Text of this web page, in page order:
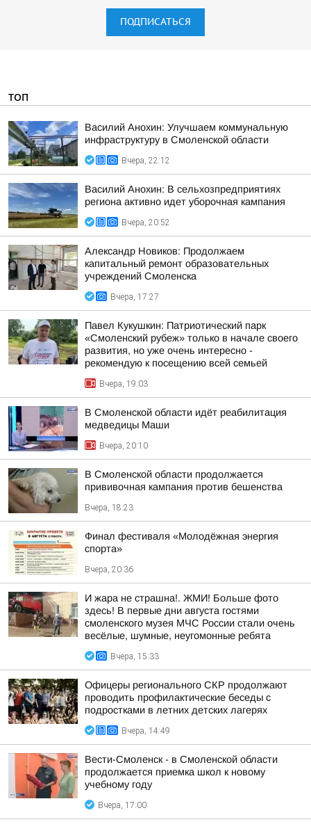
ПОДПИСАТЬСЯ
ТОП
Василий Анохин: Улучшаем коммунальную
инфраструктуру в Смоленской области
Вчера, 22:12
Василий Анохин: В сельхозпредприятиях
региона активно идет уборочная кампания
Вчера, 20:52
Александр Новиков: Продолжаем
капитальный ремонт образовательных
учреждений Смоленска
Вчера, 17:27
Павел Кукушкин: Патриотический парк
«Смоленский рубеж» только в начале своего
развития, но уже очень интересно -
рекомендую к посещению всей семьей
Вчера, 19:03
В Смоленской области идёт реабилитация
медведицы Маши
Вчера, 20:10
В Смоленской области продолжается
прививочная кампания против бешенства
Вчера, 18:23
Финал фестиваля «Молодёжная энергия
спорта»
Вчера, 20:36
И жара не страшна!. ЖМИ! Больше фото
здесь! В первые дни августа гостями
смоленского музея МЧС России стали очень
весёлые, шумные, неугомонные ребята
Вчера, 15:33
Офицеры регионального СКР продолжают
проводить профилактические беседы с
подростками в летних детских лагерях
Вчера, 14:49
Вести-Смоленск - в Смоленской области
продолжается приемка школ к новому
учебному году
Вчера, 17:00